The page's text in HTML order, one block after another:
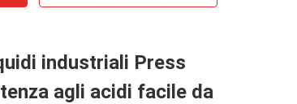
industriali Press
agli acidi facile da